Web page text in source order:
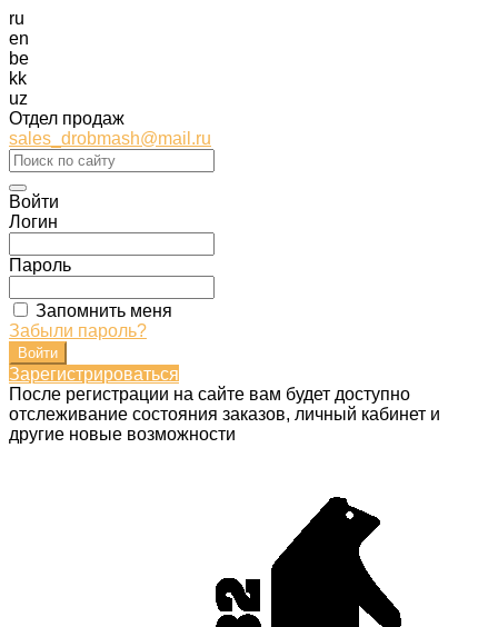
ru
en
be
kk
uz
Отдел продаж
sales_drobmash@mail.ru
Войти
Логин
Пароль
Запомнить меня
Забыли пароль?
Зарегистрироваться
После регистрации на сайте вам будет доступно
отслеживание состояния заказов, личный кабинет и
другие новые возможности